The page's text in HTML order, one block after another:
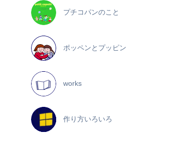
プチコパンのこと
ポッペンとプッピン
works
作り方いろいろ